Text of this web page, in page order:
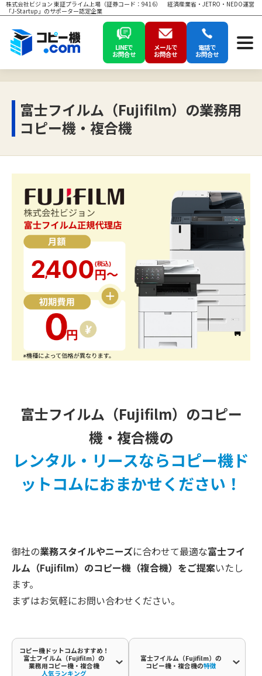
株式会社ビジョン 東証プライム上場（証券コード：9416） 経済産業省・JETRO・NEDO運営
「J-Startup」のサポーター認定企業
LINEで
お問合せ
メールで
お問合せ
電話で
お問合せ
富士フイルム（Fujifilm）の業務用
コピー機・複合機
富士フイルム（Fujifilm）のコピー
機・複合機の
レンタル・リースならコピー機ド
ットコムにおまかせください！
御社の業務スタイルやニーズに合わせて最適な富士フイ
ルム（Fujifilm）のコピー機（複合機）をご提案いたし
ます。
まずはお気軽にお問い合わせください。
コピー機ドットコムおすすめ！
富士フイルム（Fujifilm）の
業務用コピー機・複合機
人気ランキング
富士フイルム（Fujifilm）の
コピー機・複合機の特徴